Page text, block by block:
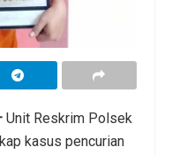
Unit Reskrim Polsek
kasus pencurian